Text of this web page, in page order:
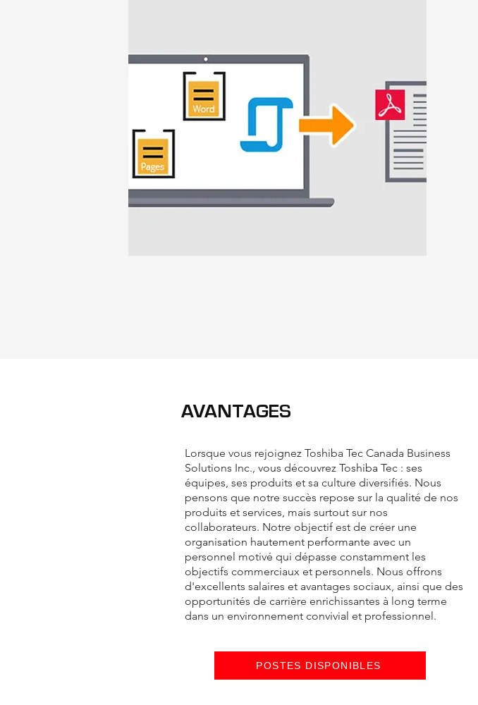
AVANTAGES
Lorsque vous rejoignez Toshiba Tec Canada Business
Solutions Inc., vous découvrez Toshiba Tec : ses
équipes, ses produits et sa culture diversifiés. Nous
pensons que notre succès repose sur la qualité de nos
produits et services, mais surtout sur nos
collaborateurs. Notre objectif est de créer une
organisation hautement performante avec un
personnel motivé qui dépasse constamment les
objectifs commerciaux et personnels. Nous offrons
d'excellents salaires et avantages sociaux, ainsi que des
opportunités de carrière enrichissantes à long terme
dans un environnement convivial et professionnel.
POSTES DISPONIBLES